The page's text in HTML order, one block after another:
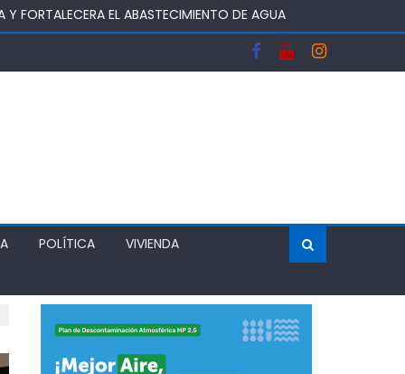
DEL SISTEMA FRONTAL Y APOYAR AL SECTOR
POLÍTICA VIVIENDA